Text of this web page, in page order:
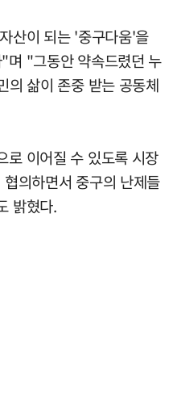
산이 되는 '중구다움'을
며 "그동안 약속드렸던 누
의 삶이 존중 받는 공동체
로 이어질 수 있도록 시장
의하면서 중구의 난제들
밝혔다.